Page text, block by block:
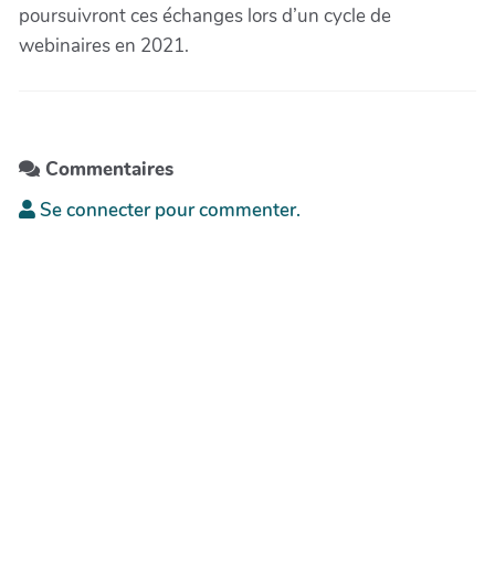
poursuivront ces échanges lors d’un cycle de
webinaires en 2021.
Commentaires
Se connecter pour commenter.